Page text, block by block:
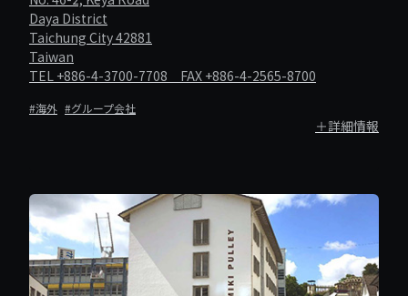
Daya District
Taichung City 42881
Taiwan
TEL +886-4-3700-7708 FAX +886-4-2565-8700
#海外 #グループ会社
＋詳細情報